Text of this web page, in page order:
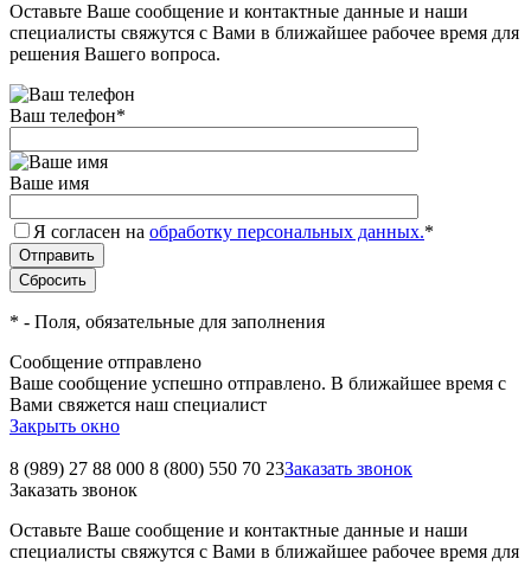
Оставьте Ваше сообщение и контактные данные и наши
специалисты свяжутся с Вами в ближайшее рабочее время для
решения Вашего вопроса.
Ваш телефон*
Ваше имя
Я согласен на обработку персональных данных.*
* - Поля, обязательные для заполнения
Сообщение отправлено
Ваше сообщение успешно отправлено. В ближайшее время с
Вами свяжется наш специалист
Закрыть окно
8 (989) 27 88 000 8 (800) 550 70 23Заказать звонок
Заказать звонок
Оставьте Ваше сообщение и контактные данные и наши
специалисты свяжутся с Вами в ближайшее рабочее время для